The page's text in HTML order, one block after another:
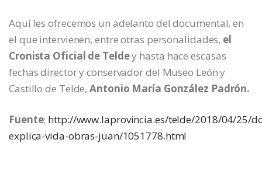
Aquí les ofrecemos un adelanto del documental, en
el que intervienen, entre otras personalidades, el
Cronista Oficial de Teldey hasta hace escasas
fechas director y conservador del Museo León y
Castillo de Telde,Antonio María González Padrón.
Fuente; http://www.laprovincia.es/telde/2018/04/25/
explica-vida-obras-juan/1051778.html